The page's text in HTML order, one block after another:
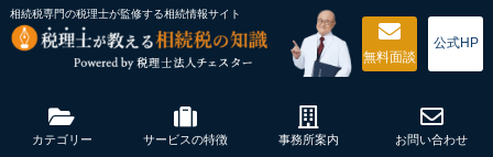
相続税専門の税理士が監修する相続情報サイト
無料面談
公式HP
カテゴリー サービスの特徴 事務所案内 お問い合わせ